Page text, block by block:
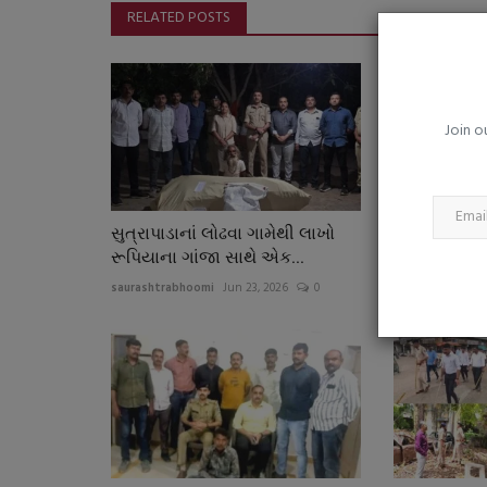
Join
RELATED POSTS
સુત્રાપાડાનાં લોઢવા ગામેથી લાખો
રૂપિયાના ગાંજા સાથે એક...
saurashtrabhoomi Jun 23, 2026 0
વાયુ પ્રદૂષણે દિલ્હીની દશા બગાડી,
પાર, 50% કર્મચારીઓને...
saurashtrabhoomi Nov 24, 2025
દિલ્હીમાં હાલમાં GRAP-3 પ્રતિબંધો લાગુ છે